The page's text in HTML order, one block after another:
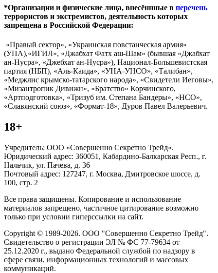
*Организации и физические лица, внесённные в перечень
террористов и экстремистов, деятельность которых
запрещена в Российской Федерации:
«Правый сектор», «Украинская повстанческая армия»
(УПА),«ИГИЛ», «Джабхат Фатх аш-Шам» (бывшая «Джабхат
ан-Нусра», «Джебхат ан-Нусра»), Национал-Большевистская
партия (НБП), «Аль-Каида», «УНА-УНСО», «Талибан»,
«Меджлис крымско-татарского народа», «Свидетели Иеговы»,
«Мизантропик Дивижн», «Братство» Корчинского,
«Артподготовка», «Тризуб им. Степана Бандеры», «НСО»,
«Славянский союз», «Формат-18», Дуров Павел Валерьевич.
18+
Учредитель: ООО «Совершенно Секретно Трейд».
Юридический адрес: 360051, Кабардино-Балкарская Респ., г.
Нальчик, ул. Пачева, д. 36
Почтовый адрес: 127247, г. Москва, Дмитровское шоссе, д.
100, стр. 2
Все права защищены. Копирование и использование
материалов запрещено, частичное цитирование возможно
только при условии гиперссылки на сайт.
Copyright © 1989-2026. ООО "Совершенно Секретно Трейд".
Свидетельство о регистрации ЭЛ № ФС 77-79634 от
25.12.2020 г., выдано Федеральной службой по надзору в
сфере связи, информационных технологий и массовых
коммуникаций.